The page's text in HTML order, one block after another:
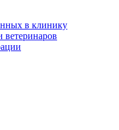
в клинику
ветеринаров